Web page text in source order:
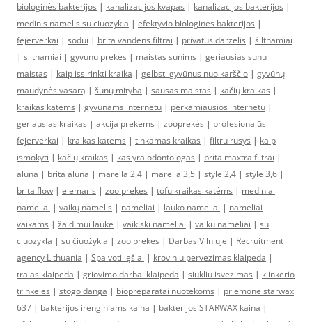
biologinės bakterijos | kanalizacijos kvapas | kanalizacijos bakterijos |
medinis namelis su ciuozykla | efektyvio biologinės bakterijos |
fejerverkai | sodui | brita vandens filtrai | privatus darzelis | šiltnamiai
| siltnamiai | gyvunu prekes | maistas sunims | geriausias sunu
maistas | kaip issirinkti kraika | gelbsti gyvūnus nuo karščio | gyvūnų
maudynės vasarą | šunų mityba | sausas maistas | kačių kraikas |
kraikas katėms | gyvūnams internetu | perkamiausios internetu |
geriausias kraikas | akcija prekems | zooprekės | profesionalūs
fejerverkai | kraikas katems | tinkamas kraikas | filtru rusys | kaip
ismokyti | kačių kraikas | kas yra odontologas | brita maxtra filtrai |
aluna | brita aluna | marella 2,4 | marella 3,5 | style 2,4 | style 3,6 |
brita flow | elemaris | zoo prekes | tofu kraikas katėms | mediniai
nameliai | vaikų namelis | nameliai | lauko nameliai | nameliai
vaikams | žaidimui lauke | vaikiski nameliai | vaiku nameliai | su
ciuozykla | su čiuožykla | zoo prekes | Darbas Vilniuje | Recruitment
agency Lithuania | Spalvoti lęšiai | kroviniu pervezimas klaipeda |
tralas klaipeda | griovimo darbai klaipeda | siukliu isvezimas | klinkerio
trinkeles | stogo danga | biopreparatai nuotekoms | priemone starwax
637 | bakterijos irenginiams kaina | bakterijos STARWAX kaina |